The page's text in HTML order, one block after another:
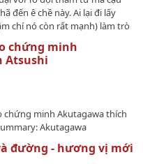
đến ê chề này. Ai lại đi lấy
chí nó còn rất mạnh) làm trò
của "một số con người" nào
chứng minh
Atsushi
chứng minh Akutagawa thích
Akutagawa
Chuuya giàu tình yêu
đường - hương vị mới